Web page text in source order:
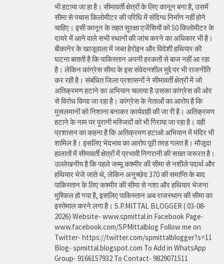
भी हटाया जा हा है। सीमावर्ती क्षेत्रों के लिए कानून बना है, उसमें
सीमा से पचास किलोमीटर की परिधि में संदिग्ध निर्माण नहीं होने
चाहिए। इसी कानून के तहत सुरक्षा एजेंसियों को 50 किलोमीटर के
दायरे में आने वाले सभी स्थानों की जांच करने का अधिकार भी है।
बीकानेर के खाजूवाला में जब्त हेरोइन और विदेशी हथियार की
घटना बताती है कि पाकिस्तान अपनी हरकतों से बाज नहीं आ रहा
है। लेकिन कांग्रेस सीमा के इस संवेदनशील मुद्दे पर भी राजनीति
कर रही है। संबंधित जिला प्रशासनों ने सीमावर्ती क्षेत्रों में जो
अतिक्रमण हटाने का अभियान चलाया है उसका कांग्रेस की ओर
से विरोध किया जा रहा है। कांग्रेस के नेताओं का आरोप है कि
मुसलमानों को निशाना बनाकर कार्यवाही की जा री है। अतिक्रमण
हटाने के नाम पर पुरानी मस्जिदों को भी गिराया जा रहा है। वही
प्रशासन का कहना है कि अतिक्रमण हटाओ अभियान में मंदिर भी
शामिल है। इसलिए भेदभाव का आरोप पूरी तरह गलत है। मौजूदा
हालातों में सीमावर्ती क्षेत्रों में प्रभावी निगरानी की सख्त जरूरत है।
उल्लेखनीय है कि पहले जम्मू कश्मीर की सीमा से नशीले पदार्थ और
हथियार भेजे जाते थे, लेकिन अनुच्छेद 370 की समाप्ति के बाद
पाकिस्तान के लिए कश्मीर की सीमा से नशा और हथियार भेजना
मुश्किल हो गया है, इसलिए पाकिस्तान अब राजस्थान की सीमा का
इस्तेमाल करने लगा है। S.P.MITTAL BLOGGER ( 03-08-
2026) Website- www.spmittal.in Facebook Page-
www.facebook.com/SPMittalblog Follow me on
Twitter- https://twitter.com/spmittalblogger?s=11
Blog- spmittal.blogspot.com To Add in WhatsApp
Group- 9166157932 To Contact- 9829071511